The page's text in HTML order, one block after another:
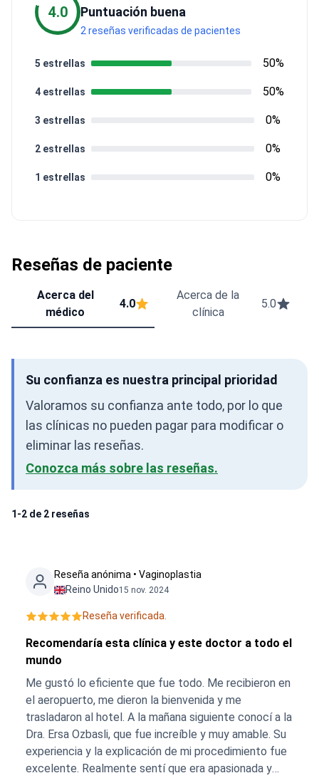
4.0 Puntuación buena
2 reseñas verificadas de pacientes
1 estrellas 0%
2 estrellas 0%
3 estrellas 0%
4 estrellas 50%
5 estrellas 50%
Reseñas de paciente
Acerca del
médico
4.0
Acerca de la
clínica
5.0
Su confianza es nuestra principal prioridad
Valoramos su confianza ante todo, por lo que
las clínicas no pueden pagar para modificar o
eliminar las reseñas.
Conozca más sobre las reseñas.
1-2 de 2 reseñas
Reseña anónima • Vaginoplastia
Reino Unido15 nov. 2024
Reseña verificada.
Recomendaría esta clínica y este doctor a todo el
mundo
Me gustó lo eficiente que fue todo. Me recibieron en
el aeropuerto, me dieron la bienvenida y me
trasladaron al hotel. A la mañana siguiente conocí a la
Dra. Ersa Ozbasli, que fue increíble y muy amable. Su
experiencia y la explicación de mi procedimiento fue
excelente. Realmente sentí que era apasionada y